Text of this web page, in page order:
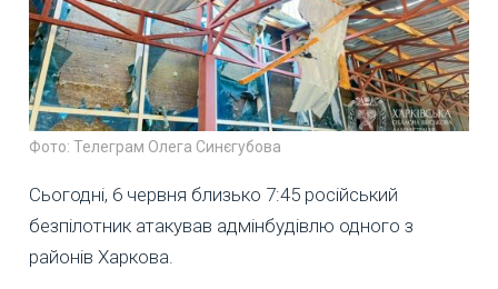
Фото: Телеграм Олега Синєгубова
Сьогодні, 6 червня близько 7:45 російський
безпілотник атакував адмінбудівлю одного з
районів Харкова.